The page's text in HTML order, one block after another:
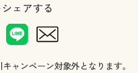
ェアする
ャンペーン対象外となります。